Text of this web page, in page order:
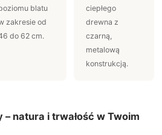
blatu
zakresie od
do 62 cm.
ciepłego
drewna z
czarną,
metalową
konstrukcją.
natura i trwałość w Twoim